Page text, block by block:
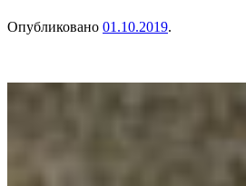
Опубликовано 01.10.2019.